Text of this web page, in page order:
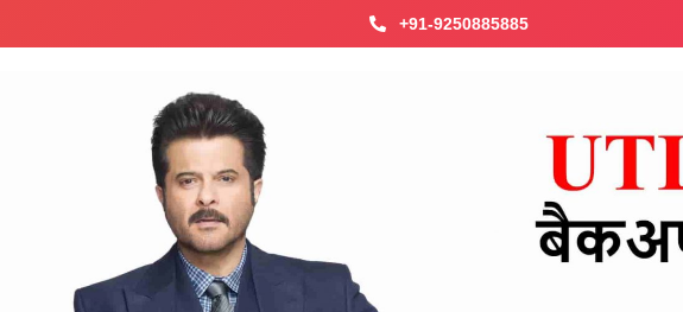
+91-9250885885